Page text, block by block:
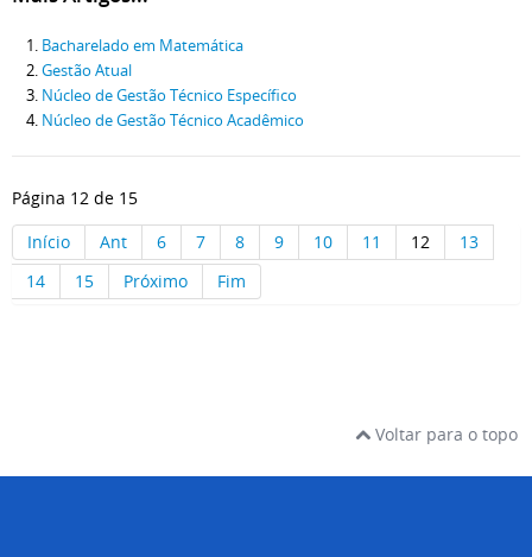
Bacharelado em Matemática
Gestão Atual
Núcleo de Gestão Técnico Específico
Núcleo de Gestão Técnico Acadêmico
Página 12 de 15
Início
Ant 6 7 8 9 10 11 12
13
14
15 Próximo Fim
Voltar para o topo